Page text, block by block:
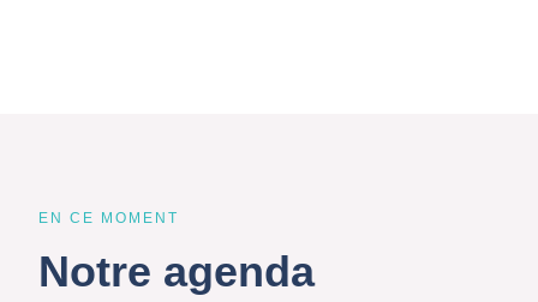
EN CE MOMENT
Notre agenda